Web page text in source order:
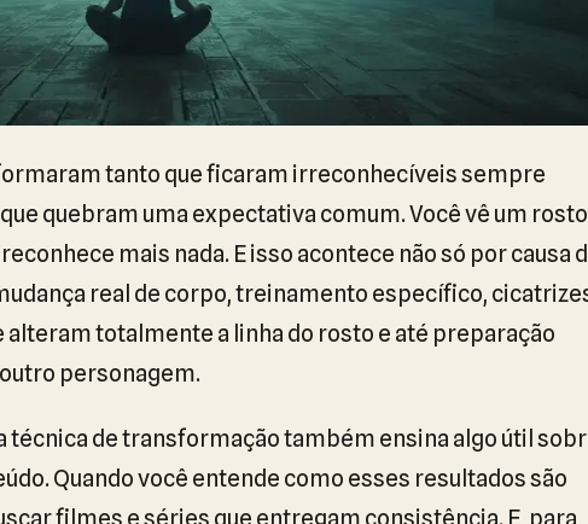
tanto que ficaram irreconhecíveis sempre
quebram uma expectativa comum. Você vê um rosto
mais nada. E isso acontece não só por causa
real de corpo, treinamento específico,
alteram totalmente a linha do rosto e até preparação
personagem.
técnica de transformação também ensina algo útil
Quando você entende como esses resultados são
filmes e séries que entregam consistência. E, para